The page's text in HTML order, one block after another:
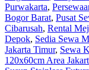
Purwakarta,
Bogor Barat, Pusat
Cibarusah, Rental
Depok, Sedia Sewa
Jakarta Timur, Sewa
120x60cm Area